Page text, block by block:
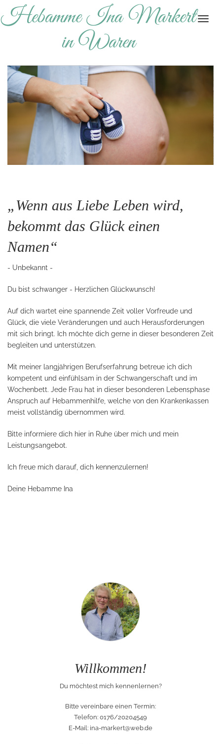
Hebamme Ina Markert
in Waren
„Wenn aus Liebe Leben wird,
bekommt das Glück einen
Namen“
- Unbekannt -
Du bist schwanger - Herzlichen Glückwunsch!
Auf dich wartet eine spannende Zeit voller Vorfreude und
Glück, die viele Veränderungen und auch Herausforderungen
mit sich bringt. Ich möchte dich gerne in dieser besonderen Zeit
begleiten und unterstützen.
Mit meiner langjährigen Berufserfahrung betreue ich dich
kompetent und einfühlsam in der Schwangerschaft und im
Wochenbett. Jede Frau hat in dieser besonderen Lebensphase
Anspruch auf Hebammenhilfe, welche von den Krankenkassen
meist vollständig übernommen wird.
Bitte informiere dich hier in Ruhe über mich und mein
Leistungsangebot.
Ich freue mich darauf, dich kennenzulernen!
Deine Hebamme Ina
Willkommen!
Du möchtest mich kennenlernen?
Bitte vereinbare einen Termin:
Telefon: 0176/20204549
E-Mail: ina-markert@web.de